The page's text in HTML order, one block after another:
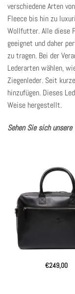
verschiedene Arten
Fleece bis hin zu
Wollfutter. Alle diese
geeignet und daher
zu tragen. Bei der
Lederarten wählen,
Ziegenleder. Seit
hinzufügen. Dieses
Weise hergestellt.
Sehen Sie sich
€249,00